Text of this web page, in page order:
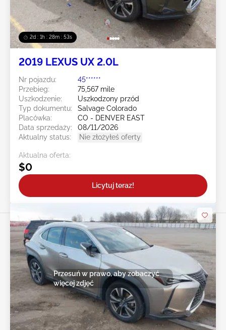
2d : 1h : 28m : 50s
2019 LEXUS UX 2.0L
Nr pojazdu:
45******
Przebieg:
75,567 mile
Uszkodzenie:
Uszkodzony przód
Typ dokumentu:
Salvage Colorado
Placówka:
CO - DENVER EAST
Data sprzedaży:
08/11/2026
Aktualny status:
Nie złożyłeś oferty
Aktualna oferta:
$0
Licytuj teraz!
Przesuń w prawo, aby zobaczyć
więcej zdjęć